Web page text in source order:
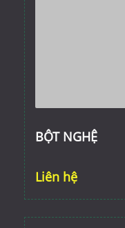
BỘT NGHỆ
Liên hệ